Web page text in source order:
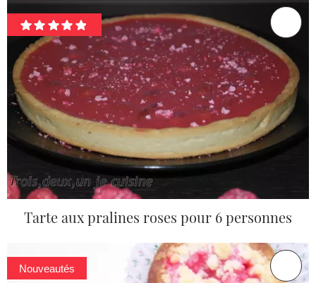
Tarte aux pralines roses pour 6 personnes
Nouveautés